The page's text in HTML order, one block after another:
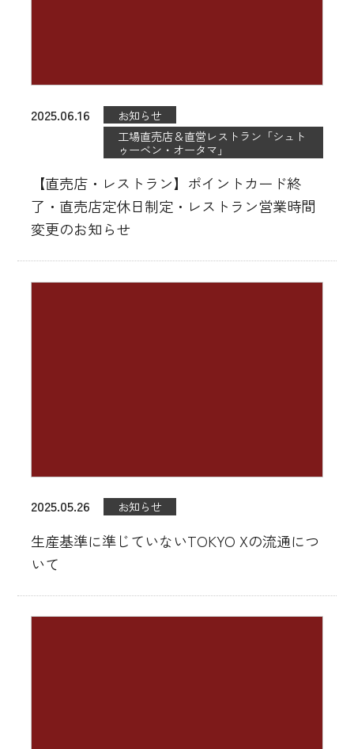
2025.06.16
お知らせ
工場直売店＆直営レストラン「シュト
ゥーベン・オータマ」
【直売店・レストラン】ポイントカード終
了・直売店定休日制定・レストラン営業時間
変更のお知らせ
2025.05.26 お知らせ
生産基準に準じていないTOKYO Xの流通につ
いて